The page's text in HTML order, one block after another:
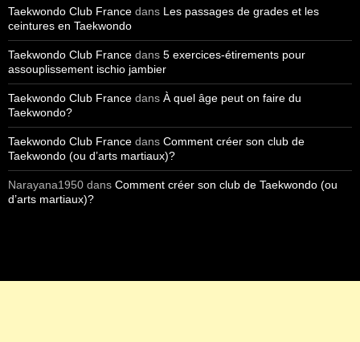
Taekwondo Club France dans Les passages de grades et les
ceintures en Taekwondo
Taekwondo Club France dans 5 exercices-étirements pour
assouplissement ischio jambier
Taekwondo Club France dans À quel âge peut on faire du
Taekwondo?
Taekwondo Club France dans Comment créer son club de
Taekwondo (ou d’arts martiaux)?
Narayana1950 dans Comment créer son club de Taekwondo (ou
d’arts martiaux)?